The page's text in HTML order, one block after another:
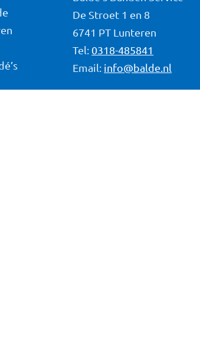
De Stroet 1 en 8
6741 PT Lunteren
Tel: 0318-485841
Email: info@balde.nl